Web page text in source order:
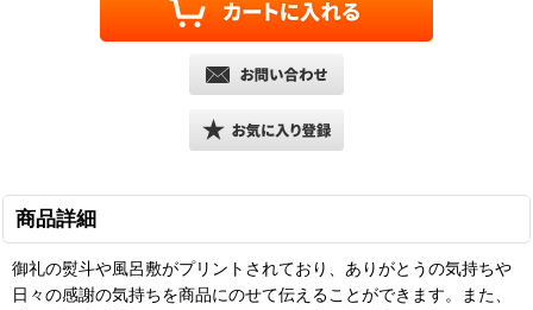
商品詳細
御礼の熨斗や風呂敷がプリントされており、ありがとうの気持ちや
日々の感謝の気持ちを商品にのせて伝えることができます。また、